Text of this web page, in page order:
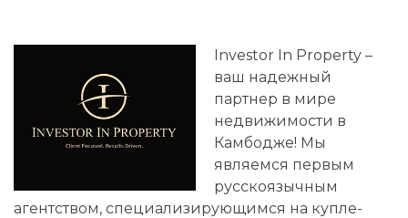
Investor In Property –
ваш надежный
партнер в мире
недвижимости в
Камбодже! Мы
являемся первым
русскоязычным
агентством, специализирующимся на купле-